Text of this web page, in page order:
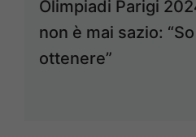
Olimpiadi Parigi
non è mai sazio:
ottenere”